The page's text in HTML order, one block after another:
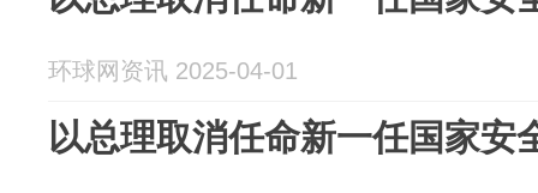
环球网资讯 2025-04-01
以总理取消任命新一任国家安